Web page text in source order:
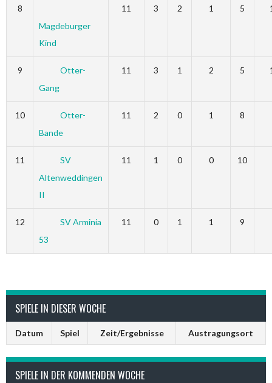
8
Magdeburger
Kind
11 3 2 1 5
9
Otter-
Gang
11 3 1 2 5
10
Otter-
Bande
11 2 0 1 8
11
SV
Altenweddingen
II
11 1 0 0 10
12
SV Arminia
53
11 0 1 1 9
SPIELE IN DIESER WOCHE
Datum Spiel Zeit/Ergebnisse Austragungsort
SPIELE IN DER KOMMENDEN WOCHE